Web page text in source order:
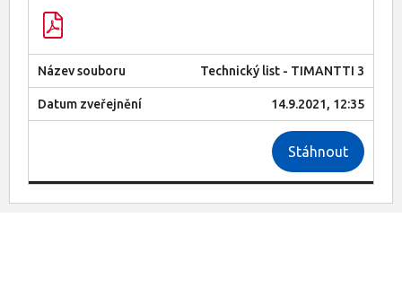
Technický list - TIMANTTI 3
14.9.2021, 12:35
Stáhnout